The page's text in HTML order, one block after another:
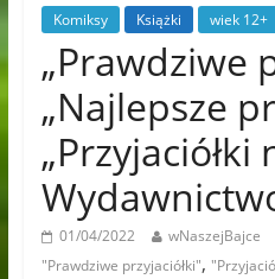
Komiksy Książki wiek 12+
„Prawdziwe
„Najlepsze
„Przyjaciółki
01/04/2022 wNaszejBajce
"Prawdziwe przyjaciółki",